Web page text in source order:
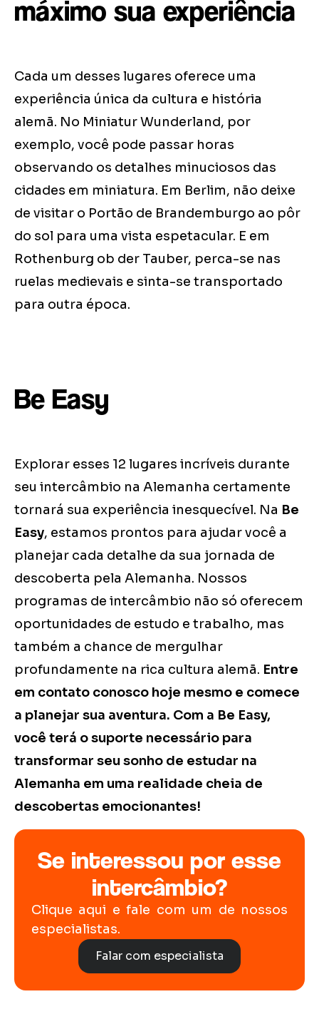
máximo sua experiência
Cada um desses lugares oferece uma
experiência única da cultura e história
alemã. No Miniatur Wunderland, por
exemplo, você pode passar horas
observando os detalhes minuciosos das
cidades em miniatura. Em Berlim, não deixe
de visitar o Portão de Brandemburgo ao pôr
do sol para uma vista espetacular. E em
Rothenburg ob der Tauber, perca-se nas
ruelas medievais e sinta-se transportado
para outra época.
Be Easy
Explorar esses 12 lugares incríveis durante
seu intercâmbio na Alemanha certamente
tornará sua experiência inesquecível. Na Be
Easy, estamos prontos para ajudar você a
planejar cada detalhe da sua jornada de
descoberta pela Alemanha. Nossos
programas de intercâmbio não só oferecem
oportunidades de estudo e trabalho, mas
também a chance de mergulhar
profundamente na rica cultura alemã. Entre
em contato conosco hoje mesmo e comece
a planejar sua aventura. Com a Be Easy,
você terá o suporte necessário para
transformar seu sonho de estudar na
Alemanha em uma realidade cheia de
descobertas emocionantes!
Se interessou por esse
intercâmbio?
Clique aqui e fale com um de nossos
especialistas.
Falar com especialista